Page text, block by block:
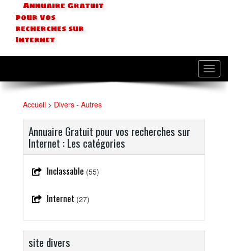
Annuaire Gratuit
pour vos
recherches sur
Internet
Accueil > Divers - Autres
Annuaire Gratuit pour vos recherches sur
Internet : Les catégories
Inclassable (55)
Internet (27)
site divers